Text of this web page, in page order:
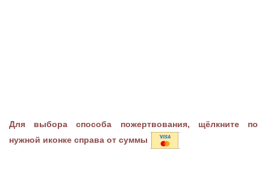
Для выбора способа пожертвования, щёлкните по
нужной иконке справа от суммы